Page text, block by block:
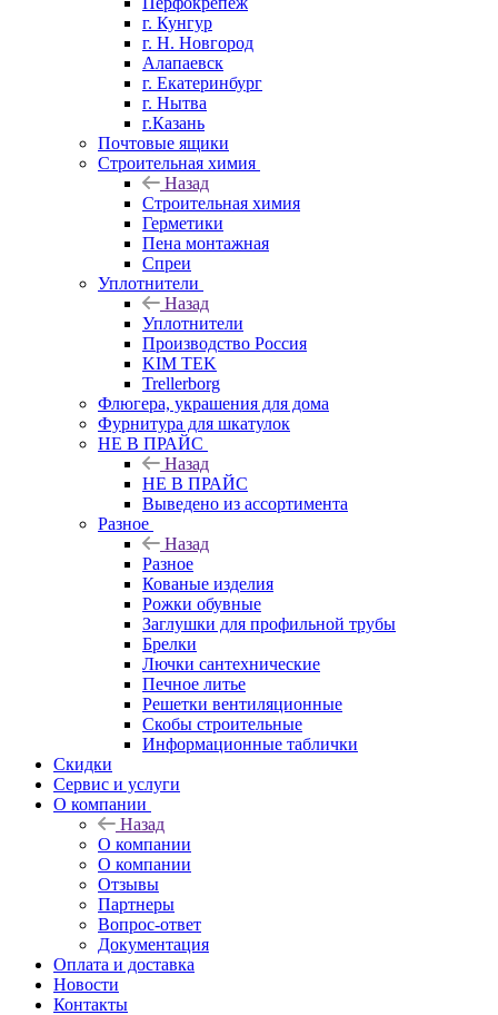
г. Кунгур
г. Н. Новгород
Алапаевск
г. Екатеринбург
г. Нытва
г.Казань
Почтовые ящики
Строительная химия
Назад
Строительная химия
Герметики
Пена монтажная
Спреи
Уплотнители
Назад
Уплотнители
Производство Россия
KIM TEK
Trellerborg
Флюгера, украшения для дома
Фурнитура для шкатулок
НЕ В ПРАЙС
Назад
НЕ В ПРАЙС
Выведено из ассортимента
Разное
Назад
Разное
Кованые изделия
Рожки обувные
Заглушки для профильной трубы
Брелки
Лючки сантехнические
Печное литье
Решетки вентиляционные
Скобы строительные
Информационные таблички
Скидки
Сервис и услуги
О компании
Назад
О компании
О компании
Отзывы
Партнеры
Вопрос-ответ
Документация
Оплата и доставка
Новости
Контакты